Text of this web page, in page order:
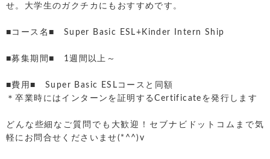
せ。大学生のガクチカにもおすすめです。
■コース名■ Super Basic ESL+Kinder Intern Ship
■募集期間■ 1週間以上～
■費用■ Super Basic ESLコースと同額
＊卒業時にはインターンを証明するCertificateを発行します
どんな些細なご質問でも大歓迎！セブナビドットコムまで気
軽にお問合せくださいませ(*^^)v